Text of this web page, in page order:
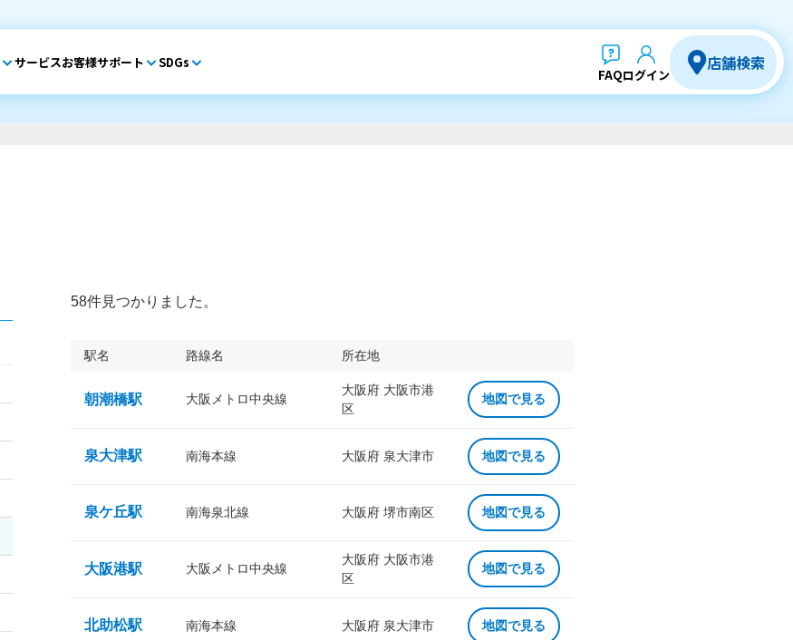
サービスお客様サポート SDGs
FAQログイン
店舗検索
58件見つかりました。
駅名 路線名 所在地
朝潮橋駅 大阪メトロ中央線
大阪府 大阪市港
区
地図で見る
泉大津駅 南海本線 大阪府 泉大津市 地図で見る
泉ケ丘駅 南海泉北線 大阪府 堺市南区 地図で見る
大阪港駅 大阪メトロ中央線
大阪府 大阪市港
区
地図で見る
北助松駅 南海本線 大阪府 泉大津市 地図で見る